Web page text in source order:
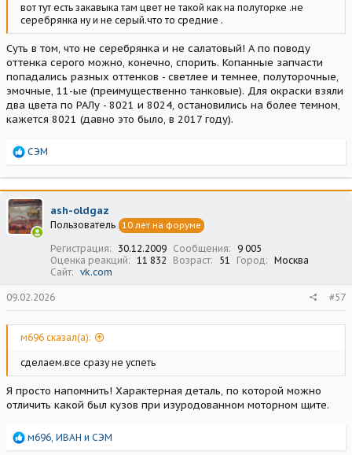
вот тут есть закавыка там цвет не такой как на полуторке .не
серебрянка ну и не серый.что то средние .
Суть в том, что не серебрянка и не салатовый! А по поводу
оттенка серого можно, конечно, спорить. Копанные запчасти
попадались разных оттенков - светлее и темнее, полуторочные,
эмочные, 11-ые (преимущественно танковые). Для окраски взяли
два цвета по РАЛу - 8021 и 8024, остановились на более темном,
кажется 8021 (давно это было, в 2017 году).
Р
а
к
ц
и
и
СЭМ
ash-oldgaz
Пользователь 10 лет на форуме
Регистрация 30.12.2009 Сообщения
9 005
Оценка реакций
11 832 Возраст 51 Город
Москва
Сайт
vk.com
09.02.2026 #57
м696 сказал(а):
сделаем.все сразу не успеть
Я просто напомнить! Характерная деталь, по которой можно
отличить какой был кузов при изуродованном моторном щите.
Р
м696, ИВАН и СЭМ